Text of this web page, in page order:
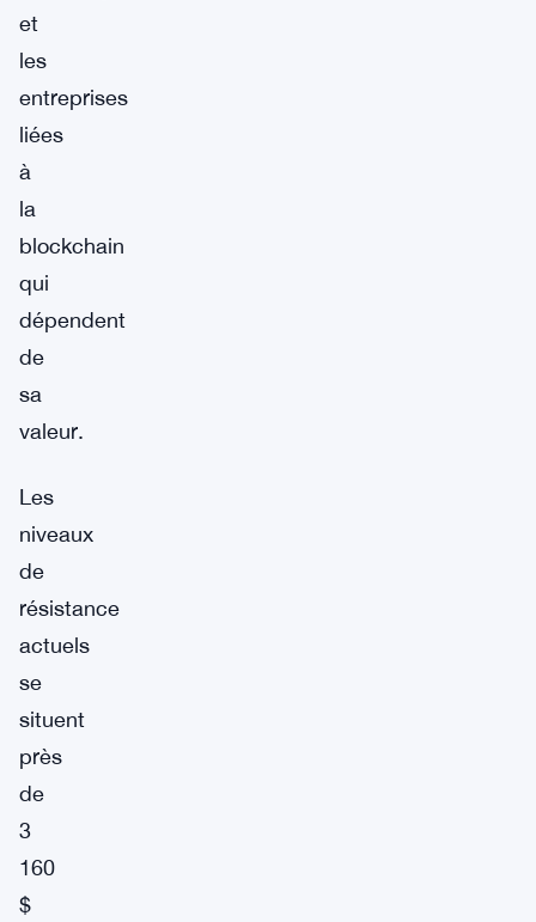
et
les
entreprises
liées
à
la
blockchain
qui
dépendent
de
sa
valeur.
Les
niveaux
de
résistance
actuels
se
situent
près
de
3
160
$